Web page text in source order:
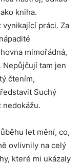
kniha.
práci. Za
mimořádná,
Nepůjčují tam jen
čtením,
Suchý
nedokážu.
let mění, co,
ovlivnily na celý
které mi ukázaly